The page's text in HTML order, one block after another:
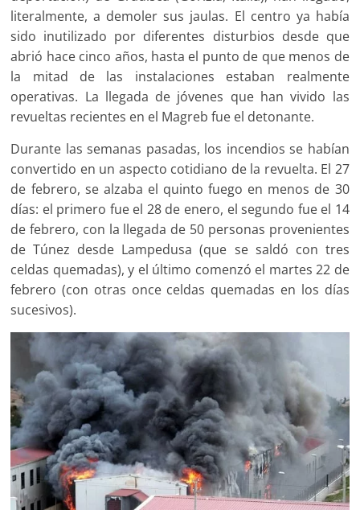
literalmente, a demoler sus jaulas. El centro ya había
sido inutilizado por diferentes disturbios desde que
abrió hace cinco años, hasta el punto de que menos de
la mitad de las instalaciones estaban realmente
operativas. La llegada de jóvenes que han vivido las
revueltas recientes en el Magreb fue el detonante.
Durante las semanas pasadas, los incendios se habían
convertido en un aspecto cotidiano de la revuelta. El 27
de febrero, se alzaba el quinto fuego en menos de 30
días: el primero fue el 28 de enero, el segundo fue el 14
de febrero, con la llegada de 50 personas provenientes
de Túnez desde Lampedusa (que se saldó con tres
celdas quemadas), y el último comenzó el martes 22 de
febrero (con otras once celdas quemadas en los días
sucesivos).